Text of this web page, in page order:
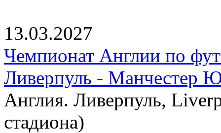
13.03.2027
Чемпионат Англии по
Ливерпуль - Манчестер
Англия. Ливерпуль,
стадиона)